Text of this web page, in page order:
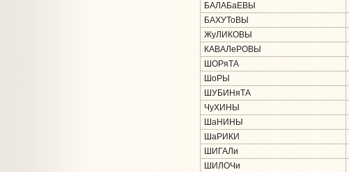
БАЛАБаЕВЫ
БАХУТоВЫ
ЖуЛИКОВЫ
КАВАЛеРОВЫ
ШОРяТА
ШоРЫ
ШУБИНяТА
ЧуХИНЫ
ШаНИНЫ
ШаРИКИ
ШИГАЛи
ШИЛОЧи